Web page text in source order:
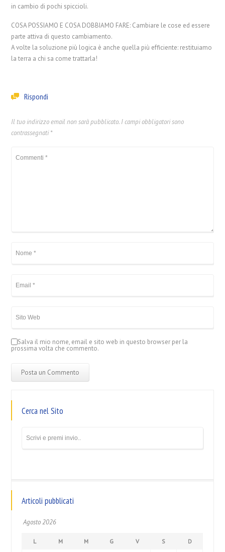
in cambio di pochi spiccioli.
COSA POSSIAMO E COSA DOBBIAMO FARE: Cambiare le cose ed essere
parte attiva di questo cambiamento.
A volte la soluzione più logica è anche quella più efficiente: restituiamo
la terra a chi sa come trattarla!
Rispondi
Il tuo indirizzo email non sarà pubblicato. I campi obbligatori sono
contrassegnati*
Salva il mio nome, email e sito web in questo browser per la
prossima volta che commento.
Cerca nel Sito
Articoli pubblicati
Agosto 2026
L M M G V S D